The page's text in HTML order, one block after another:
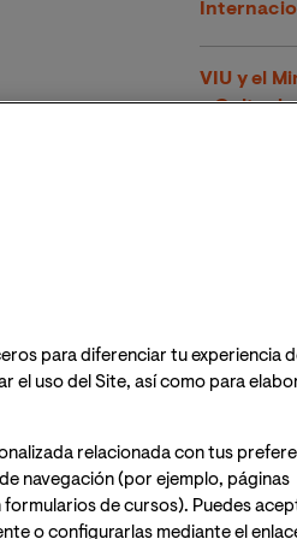
en directo a
la sociedad
Anna
gestión e
de la
VIU y el
y Culto de
edición
VIU
Award y
Voltha-IS
de la
edición
VIU
para diferenciar tu experiencia
el uso del Site, así como para
relacionada con tus
navegación (por ejemplo, páginas
de cursos). Puedes
o configurarlas mediante el